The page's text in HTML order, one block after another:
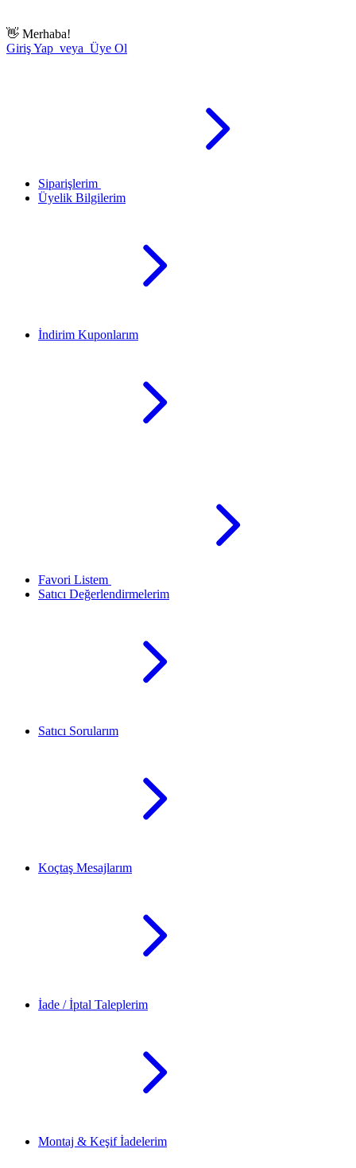
👋 Merhaba!
Giriş Yap veya Üye Ol
Siparişlerim
Üyelik Bilgilerim
İndirim Kuponlarım
Favori Listem
Satıcı Değerlendirmelerim
Satıcı Sorularım
Koçtaş Mesajlarım
İade / İptal Taleplerim
Montaj & Keşif İadelerim